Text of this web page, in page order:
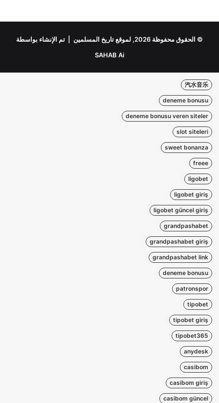
© الحقوق محفوظة 2026, لموقع تاريخ المسلمين | تم الإنشاء بواسطة
SAHAB Ai
汽水音乐
deneme bonusu
deneme bonusu veren siteler
slot siteleri
sweet bonanza
freee
ligobet
ligobet giriş
ligobet güncel giriş
grandpashabet
grandpashabet giriş
grandpashabet link
deneme bonusu
patronspor
tipobet
tipobet giriş
tipobet365
anydesk
casibom
casibom giriş
casibom güncel